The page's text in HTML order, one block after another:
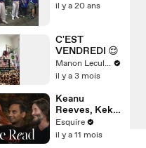
il y a 20 ans
C'EST
VENDREDI 😌
Manon Leculnu
il y a 3 mois
Keanu
Reeves, Keke
Palmer, Seth
Rogen & Aziz
Esquire
il y a 11 mois